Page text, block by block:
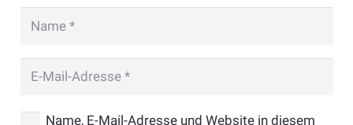
Name, E-Mail-Adresse und Website in diesem